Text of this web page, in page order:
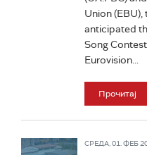
Union
anticipated
Song
Eurovision...
Прочитај
СРЕДА, 01. ФЕБ